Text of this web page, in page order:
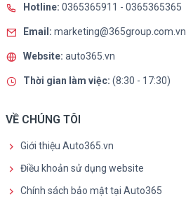
Hotline: 0365365911 - 0365365365
Email: marketing@365group.com.vn
Website: auto365.vn
Thời gian làm việc: (8:30 - 17:30)
VỀ CHÚNG TÔI
Giới thiệu Auto365.vn
Điều khoản sử dụng website
Chính sách bảo mật tại Auto365